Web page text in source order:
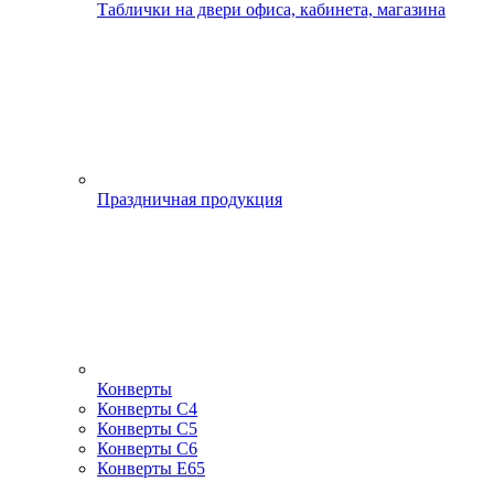
Таблички на двери офиса, кабинета, магазина
Праздничная продукция
Конверты
Конверты С4
Конверты С5
Конверты С6
Конверты Е65